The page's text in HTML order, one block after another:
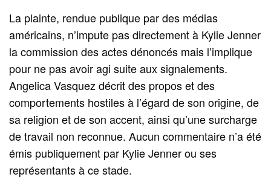
La plainte, rendue publique par des médias
américains, n’impute pas directement à Kylie Jenner
la commission des actes dénoncés mais l’implique
pour ne pas avoir agi suite aux signalements.
Angelica Vasquez décrit des propos et des
comportements hostiles à l’égard de son origine, de
sa religion et de son accent, ainsi qu’une surcharge
de travail non reconnue. Aucun commentaire n’a été
émis publiquement par Kylie Jenner ou ses
représentants à ce stade.